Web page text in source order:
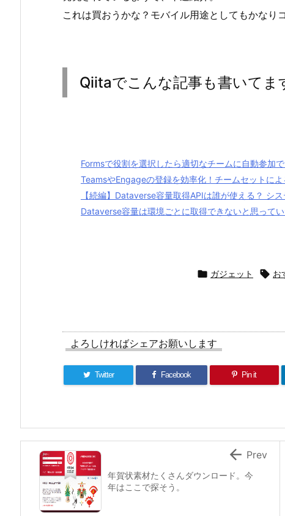
これは買おうかな？モバイル用途としてもかなり
Qiitaでこんな記事も書いてま
Formsで役割を選択したら適切なチームに自動参加
TeamsやEngageの登録を効率化！チームセットに
【続編】Dataverse容量取得APIは誰が使える？ シ
Dataverse容量は環境ごとに取得できないと思って
 ガジェット  お
よろしければシェアお願いします
Twitter Facebook Pin it
年賀状素材たくさんダウンロード。今
年はここで探そう。
 Prev